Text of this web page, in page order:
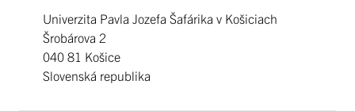
Univerzita Pavla Jozefa Šafárika v Košiciach
Šrobárova 2
040 81 Košice
Slovenská republika